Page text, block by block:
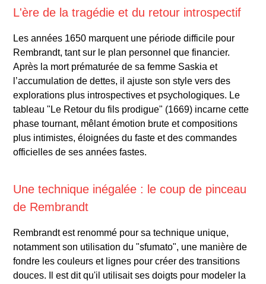
L'ère de la tragédie et du retour introspectif
Les années 1650 marquent une période difficile pour
Rembrandt, tant sur le plan personnel que financier.
Après la mort prématurée de sa femme Saskia et
l’accumulation de dettes, il ajuste son style vers des
explorations plus introspectives et psychologiques. Le
tableau "Le Retour du fils prodigue" (1669) incarne cette
phase tournant, mêlant émotion brute et compositions
plus intimistes, éloignées du faste et des commandes
officielles de ses années fastes.
Une technique inégalée : le coup de pinceau
de Rembrandt
Rembrandt est renommé pour sa technique unique,
notamment son utilisation du "sfumato", une manière de
fondre les couleurs et lignes pour créer des transitions
douces. Il est dit qu'il utilisait ses doigts pour modeler la